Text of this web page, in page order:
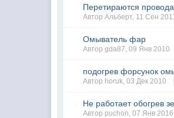
Перетираются
АвторАльберт, 11 Сен
Омыватель фар
Автор gda87,09 Янв 2010
подогрев форсунок
Автор horuk,03 Дек 2010
Не работает обогрев
Автор puchon,07 Янв 2016